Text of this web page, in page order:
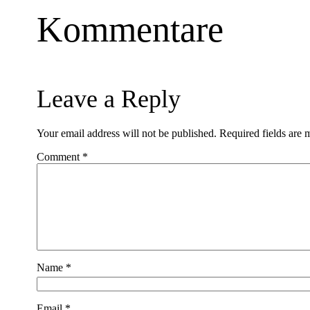
Kommentare
Leave a Reply
Your email address will not be published. Required fields are
Comment *
Name *